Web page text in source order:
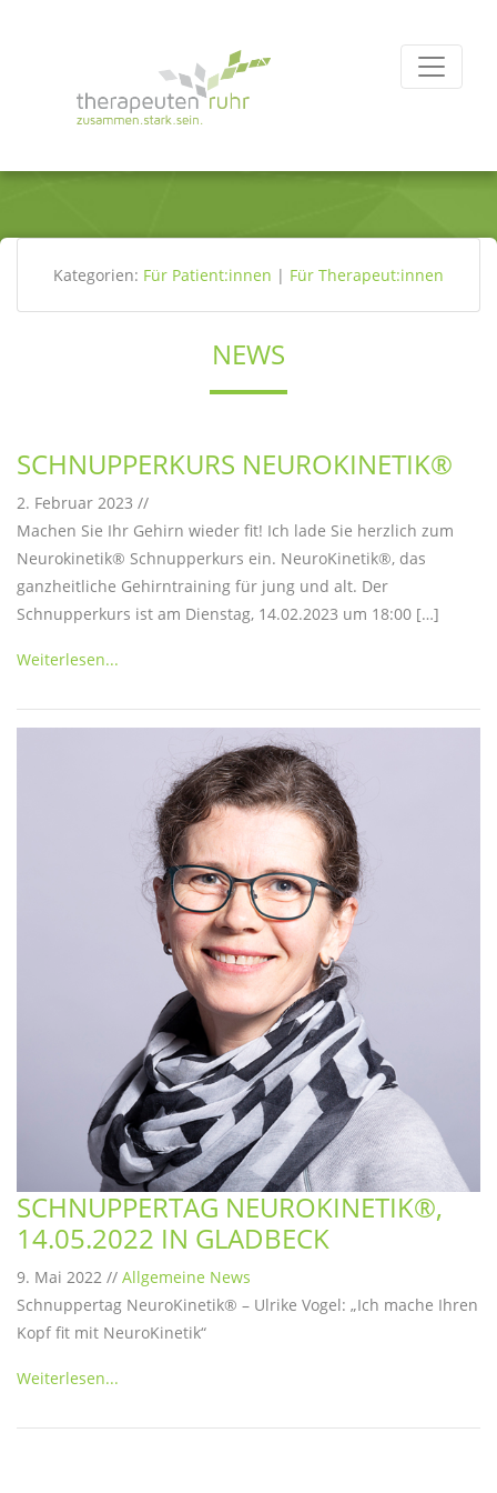
Kategorien: Für Patient:innen | Für Therapeut:innen
NEWS
SCHNUPPERKURS NEUROKINETIK®
2. Februar 2023 //
Machen Sie Ihr Gehirn wieder fit! Ich lade Sie herzlich zum
Neurokinetik® Schnupperkurs ein. NeuroKinetik®, das
ganzheitliche Gehirntraining für jung und alt. Der
Schnupperkurs ist am Dienstag, 14.02.2023 um 18:00 […]
Weiterlesen...
SCHNUPPERTAG NEUROKINETIK®,
14.05.2022 IN GLADBECK
9. Mai 2022 // Allgemeine News
Schnuppertag NeuroKinetik® – Ulrike Vogel: „Ich mache Ihren
Kopf fit mit NeuroKinetik“
Weiterlesen...